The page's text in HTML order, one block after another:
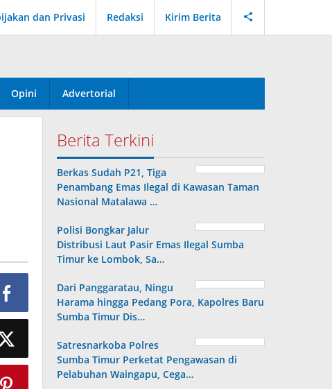
dan Privasi Redaksi Kirim Berita
Opini Advertorial
Berita Terkini
Berkas Sudah P21, Tiga
Penambang Emas Ilegal di Kawasan Taman
Nasional Matalawa …
Polisi Bongkar Jalur
Distribusi Laut Pasir Emas Ilegal Sumba
Timur ke Lombok, Sa…
Dari Panggaratau, Ningu
Harama hingga Pedang Pora, Kapolres Baru
Sumba Timur Dis…
Satresnarkoba Polres
Sumba Timur Perketat Pengawasan di
Pelabuhan Waingapu, Cega…